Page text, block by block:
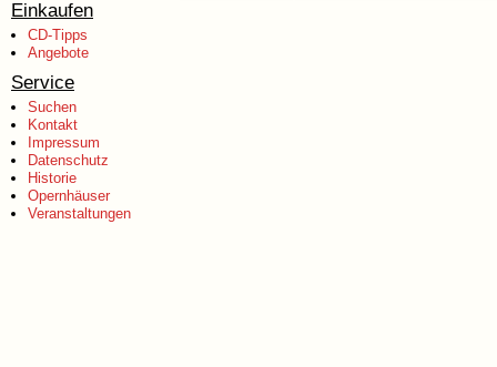
Einkaufen
CD-Tipps
Angebote
Service
Suchen
Kontakt
Impressum
Datenschutz
Historie
Opernhäuser
Veranstaltungen